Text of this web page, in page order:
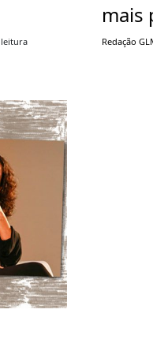
mais
Redação